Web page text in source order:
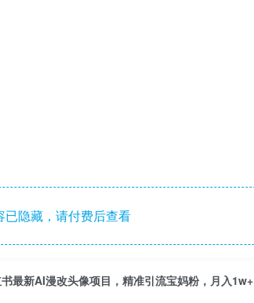
已隐藏，请付费后查看
最新AI漫改头像项目，精准引流宝妈粉，月入1w+